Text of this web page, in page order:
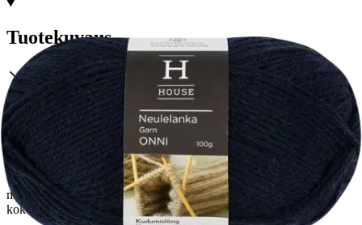
Tuotekuvaus
Onni-neulelanka on valmistettu sekoitteesta, jossa on 70 % villaa ja
30 % polyamidia. Villa on super wash käsitelty. Valmistettu
sekoitteesta, jossa on 70 % villaa ja 30 % polyamidia. Villa on super
wash käsitelty. 100 gramman kerässä on noin 200 metriä lankaa.
Puikkosuositus sukkiin 3,5 ja muihin neuleisiin 4-4,5 ja
virkkuukoukkusuositus 3-3,5. Saatavilla useita eri värejä. 10x10
mallitilkussa 16 silmukkaa, 24 riviä. Huomioithan, että puikkojen
koko ja neulojan kädenjälki vaikuttavat lopputulokseen.